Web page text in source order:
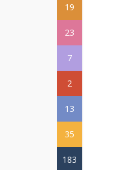
19
23
7
2
13
35
183